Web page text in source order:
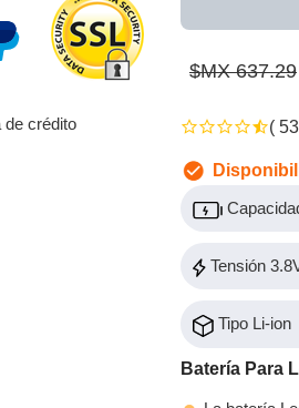
de crédito
$MX 637.29
(
Tensión
Tipo Li-ion
Batería Para